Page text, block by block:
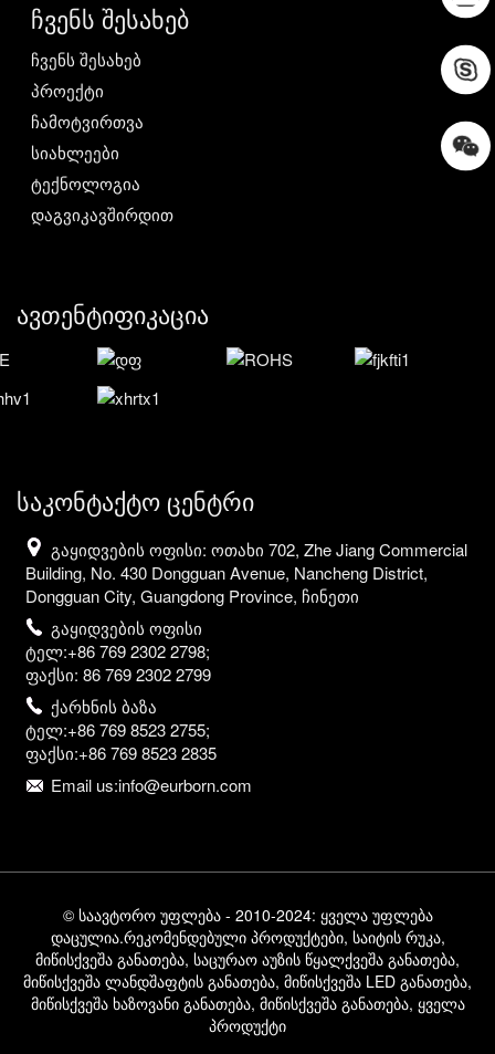
ჩვენს შესახებ
ჩვენს შესახებ
პროექტი
ჩამოტვირთვა
სიახლეები
ტექნოლოგია
დაგვიკავშირდით
ავთენტიფიკაცია
საკონტაქტო ცენტრი
გაყიდვების ოფისი: ოთახი 702, Zhe Jiang Commercial
Building, No. 430 Dongguan Avenue, Nancheng District,
Dongguan City, Guangdong Province, ჩინეთი
გაყიდვების ოფისი
ტელ:+86 769 2302 2798;
ფაქსი: 86 769 2302 2799
ქარხნის ბაზა
ტელ:+86 769 8523 2755;
ფაქსი:+86 769 8523 2835
Email us:info@eurborn.com
© საავტორო უფლება - 2010-2024: ყველა უფლება
დაცულია.რეკომენდებული პროდუქტები, საიტის რუკა,
მიწისქვეშა განათება, საცურაო აუზის წყალქვეშა განათება,
მიწისქვეშა ლანდშაფტის განათება, მიწისქვეშა LED განათება,
მიწისქვეშა ხაზოვანი განათება, მიწისქვეშა განათება, ყველა
პროდუქტი